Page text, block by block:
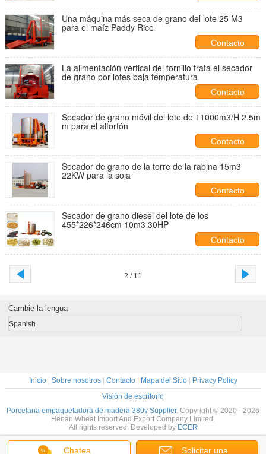
Una máquina más seca de grano del lote 25 M3
para el maíz Paddy Rice
Contacto
La alimentación vertical del tornillo trata el secador
de grano por lotes baja temperatura
Contacto
Secador de grano móvil del lote de 11000m3/H 2.5m
m para el alforfón
Contacto
Secador de grano de la torre de la rabina 15m3
22KW para la soja
Contacto
Secador de grano diesel del lote de los
455*226*246cm 10m3 30HP
Contacto
2 / 11
Chatea Solicitar una
Cambie la lengua
Spanish
Inicio| Sobre nosotros| Contacto| Mapa del Sitio|
Privacy Policy
Visión de escritorio
Porcelana empaquetadora de madera 380v Supplier. Copyright © 2020 - 2026
Henan Wheat Import And Export Company Limited.
All rights reserved. Developed by ECER